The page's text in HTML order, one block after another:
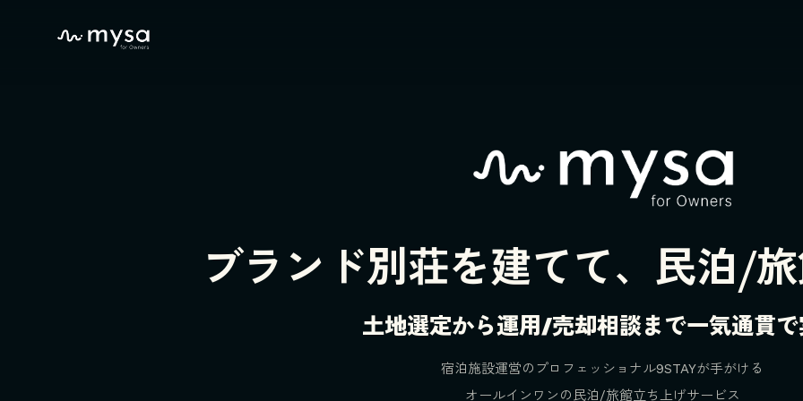
ブランド別荘を建てて、民泊/
土地選定から運用/売却相談まで一気通貫
宿泊施設運営のプロフェッショナル9STAYが手がける
オールインワンの民泊/旅館立ち上げサービス